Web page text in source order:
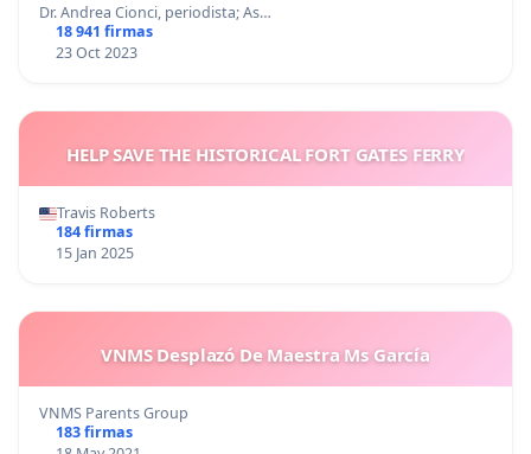
Dr. Andrea Cionci, periodista; As…
18 941 firmas
23 Oct 2023
HELP SAVE THE HISTORICAL FORT GATES FERRY
Travis Roberts
184 firmas
15 Jan 2025
VNMS Desplazó De Maestra Ms García
VNMS Parents Group
183 firmas